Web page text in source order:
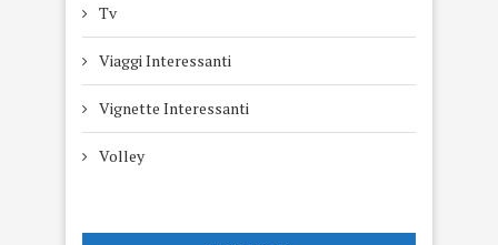
Tv
Viaggi Interessanti
Vignette Interessanti
Volley